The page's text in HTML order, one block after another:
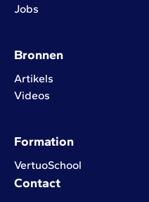
Jobs
Bronnen
Artikels
Videos
Formation
VertuoSchool
Contact